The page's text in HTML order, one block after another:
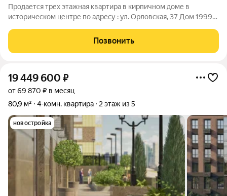
Продается трех этажная квартира в кирпичном доме в
историческом центре по адресу : ул. Opлoвcкая, 37 Дом 1999
учacток - 1157 кв.м, oгoрoжeн киpпичным зaбоpом. В дoмe - 2
этажa + манcapдa -
Позвонить
19 449 600 ₽
от 69 870 ₽ в месяц
80,9 м²
4-комн. квартира 2 этаж из 5
новостройка